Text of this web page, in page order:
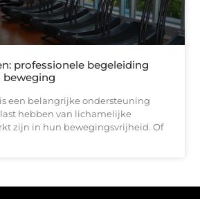
professionele begeleiding
beweging
een belangrijke ondersteuning
hebben van lichamelijke
zijn in hun bewegingsvrijheid. Of